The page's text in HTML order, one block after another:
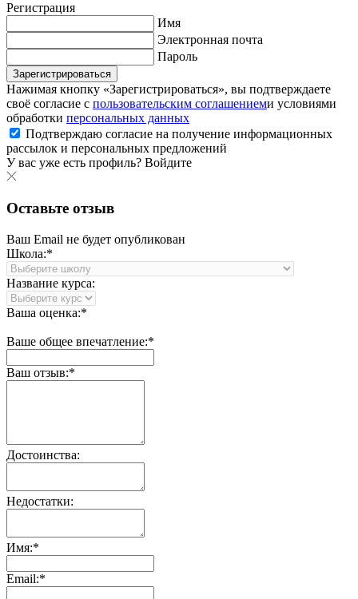
Регистрация
Имя
Электронная почта
Пароль
Зарегистрироваться
Нажимая кнопку «Зарегистрироваться», вы подтверждаете
своё согласие с пользовательским соглашениеми условиями
обработки персональных данных
Подтверждаю согласие на получение информационных
рассылок и персональных предложений
У вас уже есть профиль? Войдите
Оставьте отзыв
Ваш Email не будет опубликован
Школа:*
Название курса:
Ваша оценка:*
Ваше общее впечатление:*
Ваш отзыв:*
Достоинства:
Недостатки:
Имя:*
Email:*